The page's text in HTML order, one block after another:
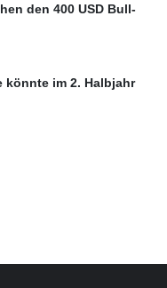
den 400 USD Bull-
könnte im 2. Halbjahr